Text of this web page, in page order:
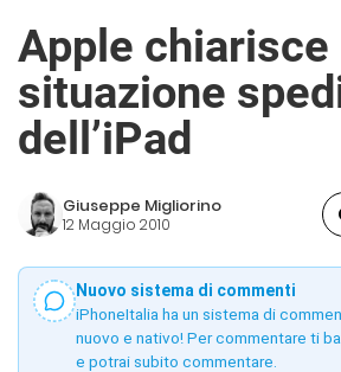
Apple chiarisce
situazione
dell’iPad
Giuseppe Migliorino
12 Maggio 2010
Nuovo sistema di commenti
iPhoneItalia ha un sistema di
nuovo e nativo! Per commentare ti
e potrai subito commentare.